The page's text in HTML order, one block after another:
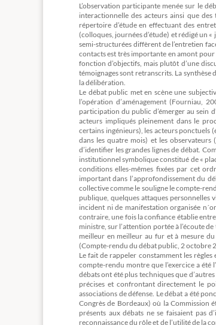
L’observation participante menée sur le
interactionnelle des acteurs ainsi que
répertoire d’étude en effectuant des
(colloques, journées d’étude) et rédigé un
semi-structurées diffèrent de l’entretien
contacts est très importante en amont pour
fonction d’objectifs, mais plutôt d’une
témoignages sont retranscrits. La synthèse
la délibération.
Le débat public met en scène une
l’opération d’aménagement (Fourniau,
participation du public d’émerger au sein
acteurs impliqués pleinement dans le
certains ingénieurs), les acteurs ponctuels
dans les quatre mois) et les observateurs
d’identifier les grandes lignes de débat.
institutionnel symbolique constitué de «
conditions elles-mêmes fixées par cet
important dans l’approfondissement du
collective comme le souligne le compte-
publique, quelques attaques personnelles
incident ni de manifestation organisée
contraire, une fois la confiance établie
ministre, sur l’attention portée à l’écoute
meilleur en meilleur au fur et à mesure
(Compte-rendu du débat public, 2 octobre
Le fait de rappeler constamment les
compte-rendu montre que l’exercice a été
débats ont été plus techniques que
précises et confrontant directement le
associations de défense. Le débat a été
Congrès de Bordeaux) où la Commission
présents aux débats ne se faisaient pas
reconnaissance du rôle et de l’utilité de la